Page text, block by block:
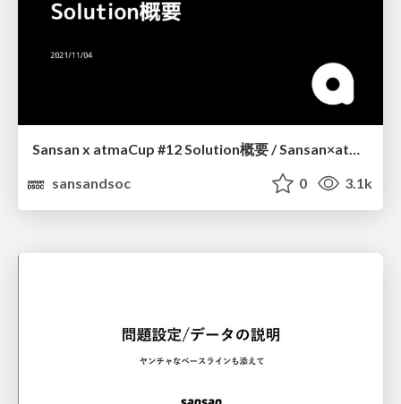
sansandsoc
0 3.1k